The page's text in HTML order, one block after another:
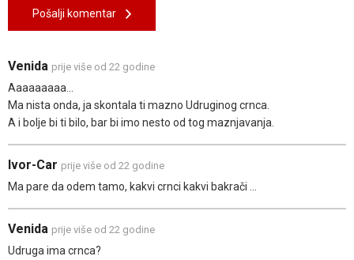
Pošalji komentar
Venida prije više od 22 godine
Aaaaaaaaa...
Ma nista onda, ja skontala ti mazno Udruginog crnca.
A i bolje bi ti bilo, bar bi imo nesto od tog maznjavanja.
Ivor-Car prije više od 22 godine
Ma pare da odem tamo, kakvi crnci kakvi bakrači ...
Venida prije više od 22 godine
Udruga ima crnca?